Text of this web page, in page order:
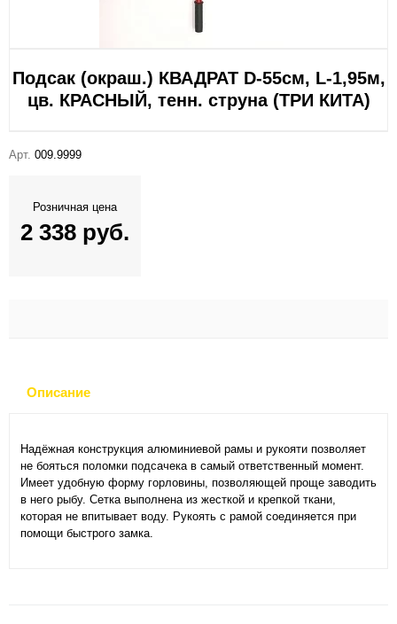
Подсак (окраш.) КВАДРАТ D-55см, L-1,95м,
цв. КРАСНЫЙ, тенн. струна (ТРИ КИТА)
Арт. 009.9999
Розничная цена
2 338 руб.
Описание
Надёжная конструкция алюминиевой рамы и рукояти позволяет
не бояться поломки подсачека в самый ответственный момент.
Имеет удобную форму горловины, позволяющей проще заводить
в него рыбу. Сетка выполнена из жесткой и крепкой ткани,
которая не впитывает воду. Рукоять с рамой соединяется при
помощи быстрого замка.